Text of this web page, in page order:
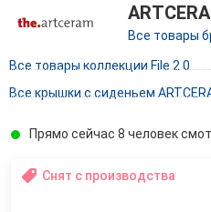
Все товары
Все товары коллекции File 2.0
Все крышки с сиденьем
Прямо сейчас 8 человек
Снят с производства